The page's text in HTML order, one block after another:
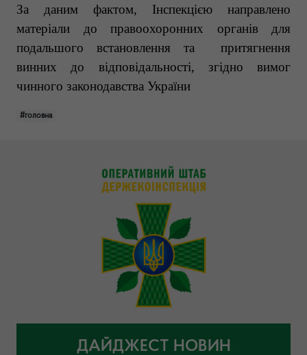
За даним фактом, Інспекцією направлено
матеріали до правоохоронних органів для
подальшого встановлення та притягнення
винних до відповідальності, згідно вимог
чинного законодавства України
#головна
ДАЙДЖЕСТ НОВИН